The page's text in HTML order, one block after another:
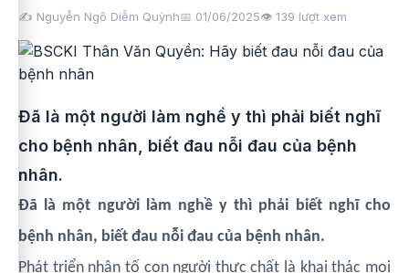
✍️ Nguyễn Ngô Diễm Quỳnh📅 01/06/2025👁️ 139 lượt xem
Đã là một người làm nghề y thì phải biết nghĩ
cho bệnh nhân, biết đau nỗi đau của bệnh
nhân.
Đã là một người làm nghề y thì phải biết nghĩ cho
bệnh nhân, biết đau nỗi đau của bệnh nhân.
Phát triển nhân tố con người thực chất là khai thác mọi